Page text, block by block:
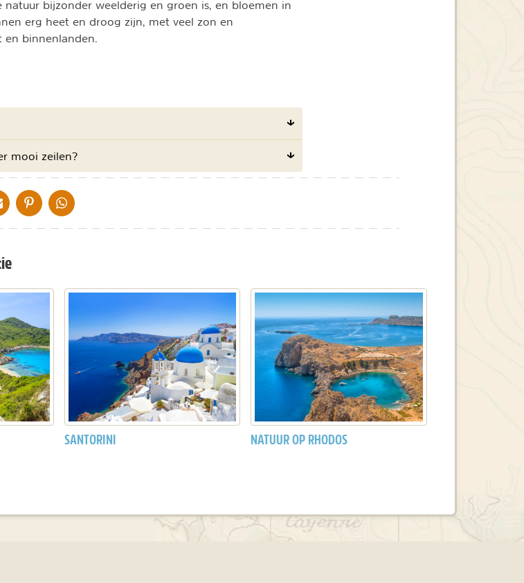
bijzonder weelderig en groen is, en bloemen in
erg heet en droog zijn, met veel zon en
en binnenlanden.
mooi zeilen?
X VIA DE MAIL
DELEN OP PINTEREST
DELEN OP WHATSAPP
SANTORINI NATUUR OP RHODOS